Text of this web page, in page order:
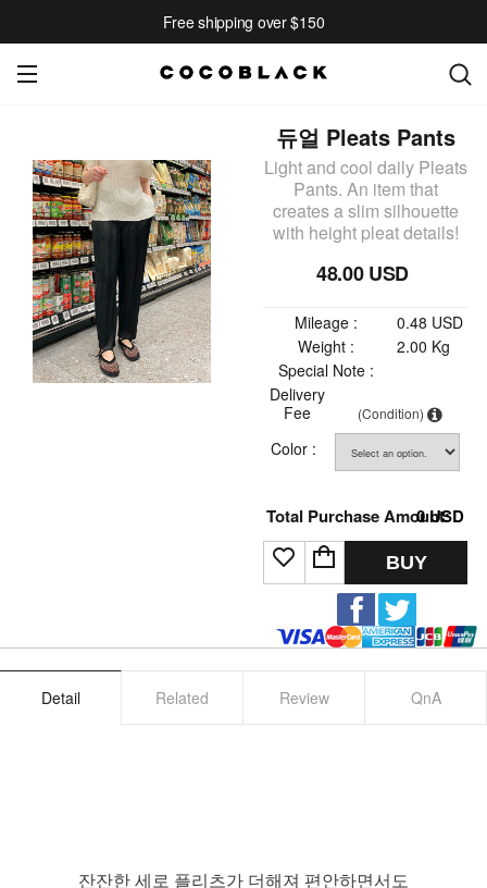
Free shipping over $150
듀얼 Pleats Pants
Light and cool daily Pleats
Pants. An item that
creates a slim silhouette
with height pleat details!
48.00 USD
Mileage :
0.48 USD
Weight :
2.00 Kg
Special Note :
Delivery
Fee
(Condition)
Color :
Total Purchase Amount:
0USD
BUY
Detail Related Review QnA
잔잔한 세로 플리츠가 더해져 편안하면서도